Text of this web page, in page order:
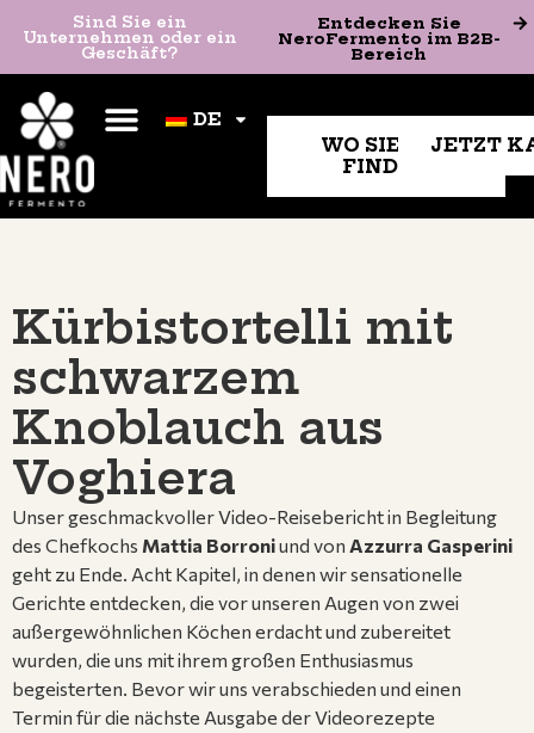
Sind Sie ein
Unternehmen oder ein
Geschäft?
Entdecken Sie
NeroFermento im B2B-
Bereich
DE
WO SIE UNS
FINDEN
JETZT
Sind Sie ein Unternehmen
oder ein Geschäft?
Entdecken Sie
NeroFermento im B2B-
Bereich
Kürbistortelli mit
schwarzem
Knoblauch aus
Voghiera
Unser geschmackvoller Video-Reisebericht in Begleitung
des Chefkochs Mattia Borroniund von Azzurra Gasperini
geht zu Ende. Acht Kapitel, in denen wir sensationelle
Gerichte entdecken, die vor unseren Augen von zwei
außergewöhnlichen Köchen erdacht und zubereitet
wurden, die uns mit ihrem großen Enthusiasmus
begeisterten. Bevor wir uns verabschieden und einen
Termin für die nächste Ausgabe der Videorezepte